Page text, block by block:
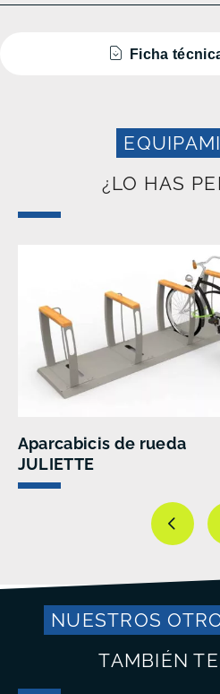
Ficha
¿LO HAS
Aparcabicis de rueda
JULIETTE
NUESTROS
TAMBIÉN